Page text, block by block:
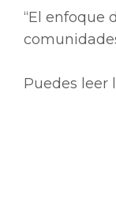
“El enfoque
Puedes leer